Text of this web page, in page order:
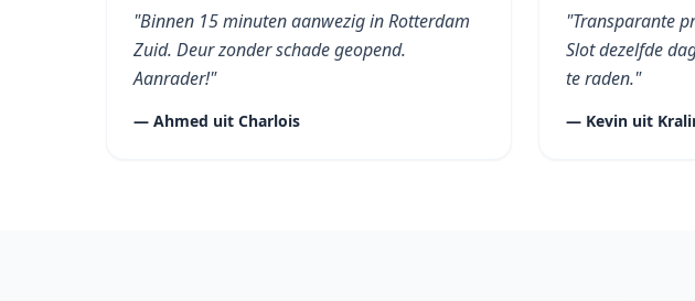
"Binnen 15 minuten aanwezig in Rotterdam
Zuid. Deur zonder schade geopend.
Aanrader!"
— Ahmed uit Charlois
"Transparante
Slot dezelfde
te raden."
— Kevin uit